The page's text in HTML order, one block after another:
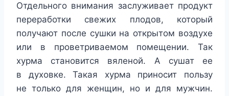
Отдельного внимания заслуживает продукт
переработки свежих плодов, который
получают после сушки на открытом воздухе
или в проветриваемом помещении. Так
хурма становится вяленой. А сушат ее
в духовке. Такая хурма приносит пользу
не только для женщин, но и для мужчин.